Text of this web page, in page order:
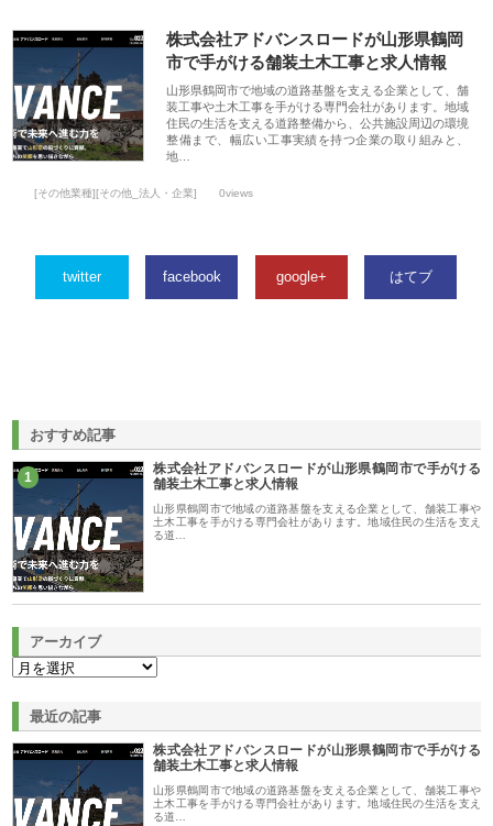
株式会社アドバンスロードが山形県鶴岡
市で手がける舗装土木工事と求人情報
山形県鶴岡市で地域の道路基盤を支える企業として、舗
装工事や土木工事を手がける専門会社があります。地域
住民の生活を支える道路整備から、公共施設周辺の環境
整備まで、幅広い工事実績を持つ企業の取り組みと、
地…
[その他業種][その他_法人・企業] 0views
twitter facebook google+ はてブ
おすすめ記事
1
株式会社アドバンスロードが山形県鶴岡市で手がける
舗装土木工事と求人情報
山形県鶴岡市で地域の道路基盤を支える企業として、舗装工事や
土木工事を手がける専門会社があります。地域住民の生活を支え
る道…
アーカイブ
最近の記事
株式会社アドバンスロードが山形県鶴岡市で手がける
舗装土木工事と求人情報
山形県鶴岡市で地域の道路基盤を支える企業として、舗装工事や
土木工事を手がける専門会社があります。地域住民の生活を支え
る道…